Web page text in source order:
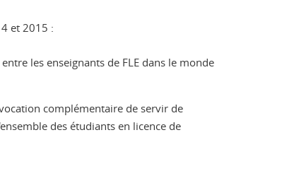
et 2015 :
les enseignants de FLE dans le monde
complémentaire de servir de
des étudiants en licence de